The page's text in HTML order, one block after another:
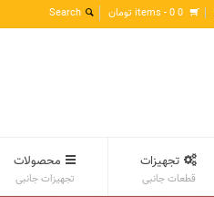
0 items -
0 تومان
تجهیزات
قطعات جانبی
محصولات
تجهیزات جانبی